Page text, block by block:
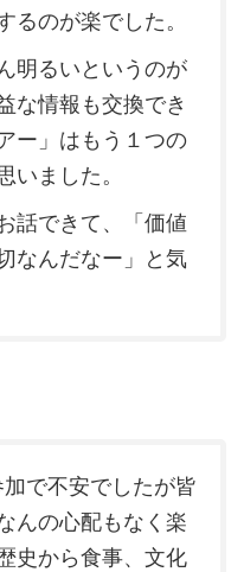
るのが楽でした。
明るいというのが
な情報も交換でき
ー」はもう１つの
いました。
話できて、「価値
なんだなー」と気
で不安でしたが皆
んの心配もなく楽
史から食事、文化